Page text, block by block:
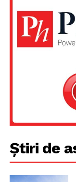
Știri de